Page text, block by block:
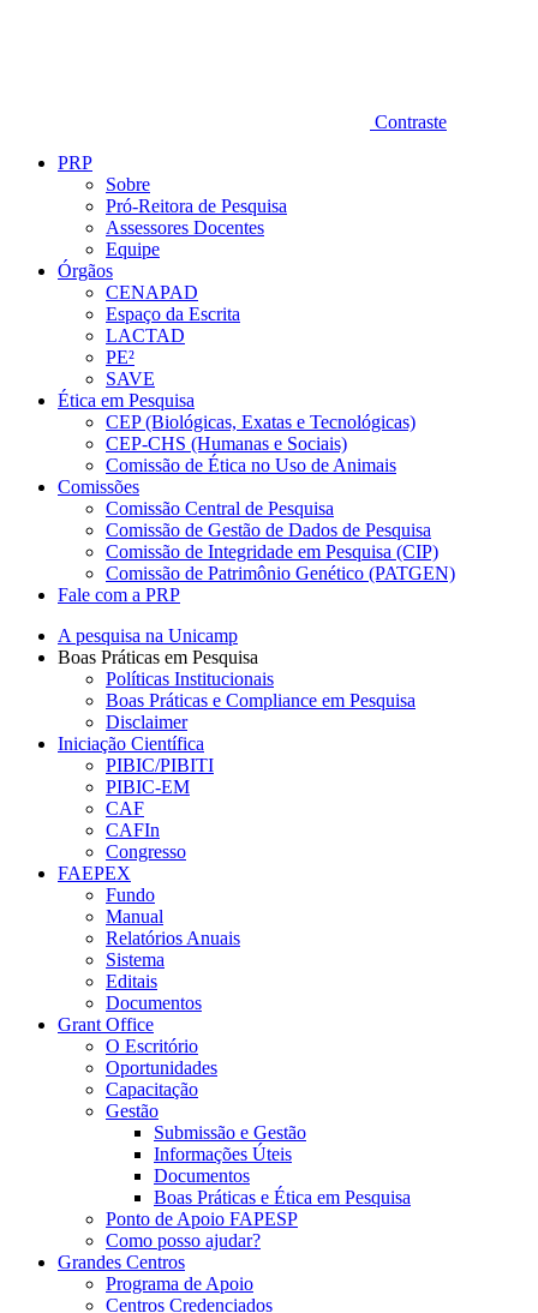
Contraste
PRP
Sobre
Pró-Reitora de Pesquisa
Assessores Docentes
Equipe
Órgãos
CENAPAD
Espaço da Escrita
LACTAD
PE²
SAVE
Ética em Pesquisa
CEP (Biológicas, Exatas e Tecnológicas)
CEP-CHS (Humanas e Sociais)
Comissão de Ética no Uso de Animais
Comissões
Comissão Central de Pesquisa
Comissão de Gestão de Dados de Pesquisa
Comissão de Integridade em Pesquisa (CIP)
Comissão de Patrimônio Genético (PATGEN)
Fale com a PRP
A pesquisa na Unicamp
Boas Práticas em Pesquisa
Políticas Institucionais
Boas Práticas e Compliance em Pesquisa
Disclaimer
Iniciação Científica
PIBIC/PIBITI
PIBIC-EM
CAF
CAFIn
Congresso
FAEPEX
Fundo
Manual
Relatórios Anuais
Sistema
Editais
Documentos
Grant Office
O Escritório
Oportunidades
Capacitação
Gestão
Submissão e Gestão
Informações Úteis
Documentos
Boas Práticas e Ética em Pesquisa
Ponto de Apoio FAPESP
Como posso ajudar?
Grandes Centros
Programa de Apoio
Centros Credenciados